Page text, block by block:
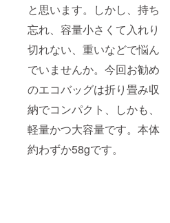
と思います。しかし、持ち
忘れ、容量小さくて入れり
切れない、重いなどで悩ん
でいませんか。今回お勧め
のエコバッグは折り畳み収
納でコンパクト、しかも、
軽量かつ大容量です。本体
約わずか58gです。